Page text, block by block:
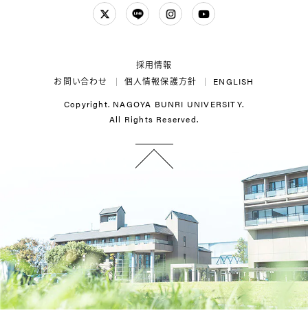
ENGLISH
個人情報保護方針
お問い合わせ
採用情報
Copyright. NAGOYA BUNRI UNIVERSITY.
All Rights Reserved.